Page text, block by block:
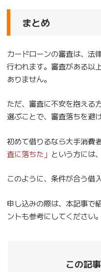
まとめ
カードローンの審査は、法
行われます。審査がある以
ありません。
ただ、審査に不安を抱える
選ぶことで、審査落ちを避
初めて借りるなら大手消費者
査に落ちた」 という方には
このように、条件が合う借
申し込みの際は、本記事で
ントも参考にしてください。
この記